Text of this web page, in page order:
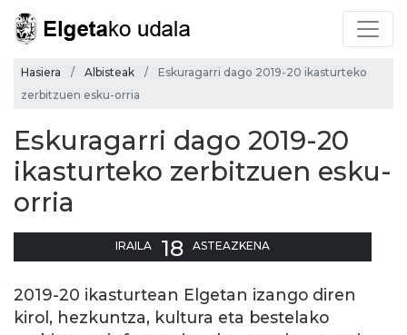
Hasiera Albisteak
Eskuragarri dago 2019-20 ikasturteko
zerbitzuen esku-orria
Eskuragarri dago 2019-20
ikasturteko zerbitzuen esku-
orria
IRAILA 18 ASTEAZKENA
2019-20 ikasturtean Elgetan izango diren
kirol, hezkuntza, kultura eta bestelako